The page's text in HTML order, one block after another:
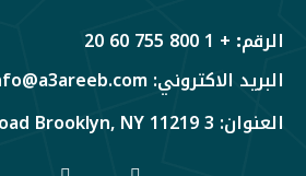
الرقم:
+ 1 800 755 60 20
البريد الاكتروني: info@a3areeb.com
العنوان: 3 Walt Whitman Road Brooklyn, NY 11219